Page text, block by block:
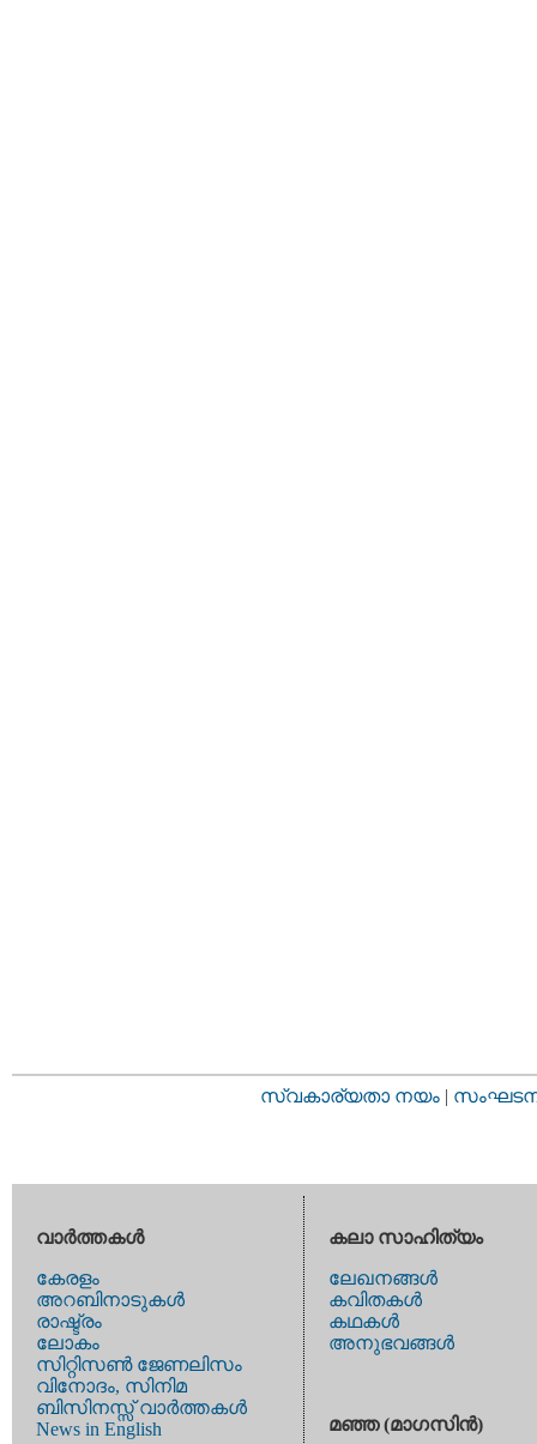
സ്വകാര്യതാ നയം |
വാര്‍ത്തകള്‍
കേരളം
അറബിനാടുകള്‍
രാഷ്ട്രം
ലോകം
സിറ്റിസണ്‍ ജേണലിസം
വിനോദം, സിനിമ
ബിസിനസ്സ് വാര്‍ത്തകള്‍
News in English
കലാ സാഹിത്യം
ലേഖനങ്ങള്‍
കവിതകള്‍
കഥകള്‍
അനുഭവങ്ങള്‍
മഞ്ഞ (മാഗസിന്‍)